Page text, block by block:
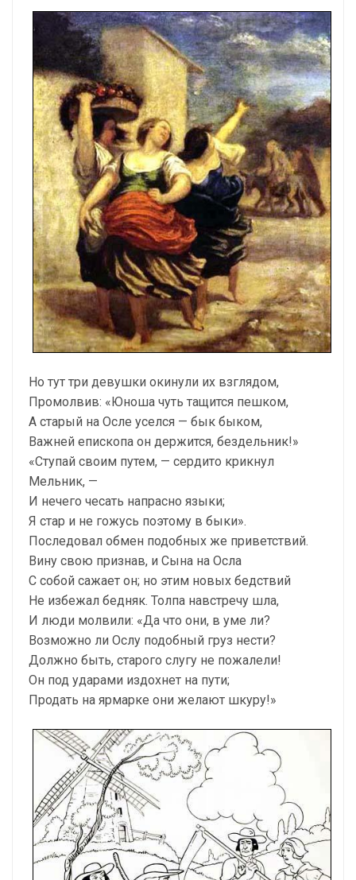
Но тут три девушки окинули их взглядом,
Промолвив: «Юноша чуть тащится пешком,
А старый на Осле уселся — бык быком,
Важней епископа он держится, бездельник!»
«Ступай своим путем, — сердито крикнул
Мельник, —
И нечего чесать напрасно языки;
Я стар и не гожусь поэтому в быки».
Последовал обмен подобных же приветствий.
Вину свою признав, и Сына на Осла
С собой сажает он; но этим новых бедствий
Не избежал бедняк. Толпа навстречу шла,
И люди молвили: «Да что они, в уме ли?
Возможно ли Ослу подобный груз нести?
Должно быть, старого слугу не пожалели!
Он под ударами издохнет на пути;
Продать на ярмарке они желают шкуру!»